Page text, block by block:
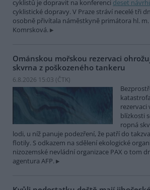
cyklistů je dopravit na konferenci deset
cyklistické dopravy. V Praze stráví necelé tři
osobně přivítala náměstkyně primátora hl. m.
Komrsková.
Ománskou mořskou rezervaci
skvrna z poškozeného tankeru
6.8.2026 15:03 (ČTK)
rezervaci
blízkosti
ropná
lodi, u níž panuje podezření, že patří do
flotily. S odkazem na sdělení ekologické
nizozemské nevládní organizace PAX o tom
agentura AFP.